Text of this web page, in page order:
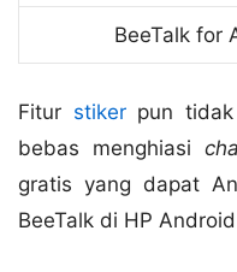
BeeTalk for
Fitur stikerpun tidak
bebas menghiasi
gratis yang dapat
BeeTalk di HP